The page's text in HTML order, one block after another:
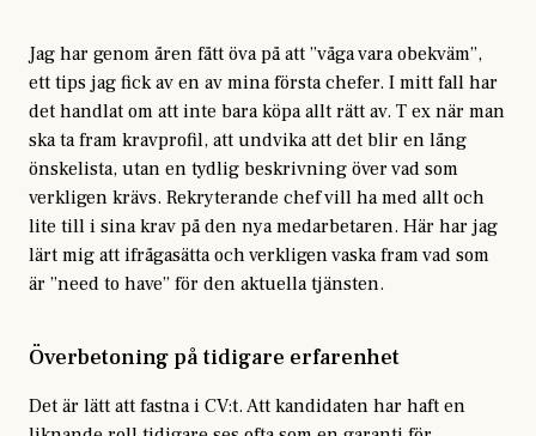
Jag har genom åren fått öva på att ”våga vara obekväm”,
ett tips jag fick av en av mina första chefer. I mitt fall har
det handlat om att inte bara köpa allt rätt av. T ex när man
ska ta fram kravprofil, att undvika att det blir en lång
önskelista, utan en tydlig beskrivning över vad som
verkligen krävs. Rekryterande chef vill ha med allt och
lite till i sina krav på den nya medarbetaren. Här har jag
lärt mig att ifrågasätta och verkligen vaska fram vad som
är ”need to have” för den aktuella tjänsten.
Överbetoning på tidigare erfarenhet
Det är lätt att fastna i CV:t. Att kandidaten har haft en